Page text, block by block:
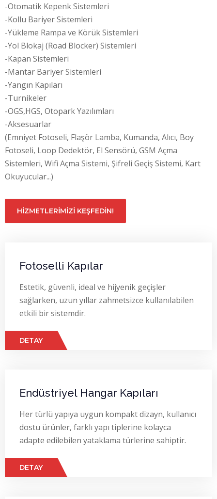
-Otomatik Kepenk Sistemleri
-Kollu Bariyer Sistemleri
-Yükleme Rampa ve Körük Sistemleri
-Yol Blokaj (Road Blocker) Sistemleri
-Kapan Sistemleri
-Mantar Bariyer Sistemleri
-Yangın Kapıları
-Turnikeler
-OGS,HGS, Otopark Yazılımları
-Aksesuarlar
(Emniyet Fotoseli, Flaşör Lamba, Kumanda, Alıcı, Boy
Fotoseli, Loop Dedektör, El Sensörü, GSM Açma
Sistemleri, Wifi Açma Sistemi, Şifreli Geçiş Sistemi, Kart
Okuyucular...)
HIZMETLERIMIZI KEŞFEDIN!
Fotoselli Kapılar
Estetik, güvenli, ideal ve hijyenik geçişler
sağlarken, uzun yıllar zahmetsizce kullanılabilen
etkili bir sistemdir.
DETAY
Endüstriyel Hangar Kapıları
Her türlü yapıya uygun kompakt dizayn, kullanıcı
dostu ürünler, farklı yapı tiplerine kolayca
adapte edilebilen yataklama türlerine sahiptir.
DETAY